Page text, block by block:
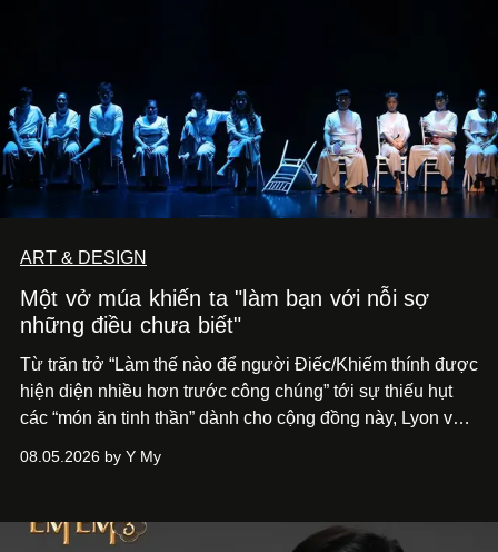
ART & DESIGN
Một vở múa khiến ta "làm bạn với nỗi sợ
những điều chưa biết"
Từ trăn trở “Làm thế nào để người Điếc/Khiếm thính được
hiện diện nhiều hơn trước công chúng” tới sự thiếu hụt
các “món ăn tinh thần” dành cho cộng đồng này, Lyon và
phẩm múa đương đại thành hiện thực, mang tên Lắng
08.05.2026 by Y My